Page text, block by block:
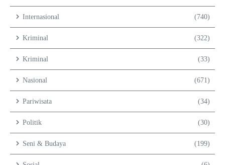
Internasional (740)
Kriminal (322)
Kriminal (33)
Nasional (671)
Pariwisata (34)
Politik (30)
Seni & Budaya (199)